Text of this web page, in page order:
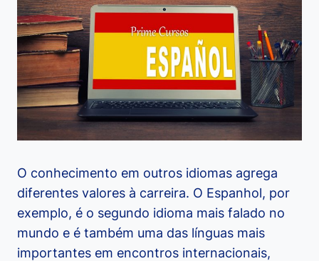
O conhecimento em outros idiomas agrega
diferentes valores à carreira. O Espanhol, por
exemplo, é o segundo idioma mais falado no
mundo e é também uma das línguas mais
importantes em encontros internacionais,